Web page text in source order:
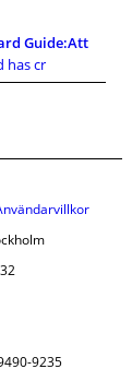
Guide:Att
has cr
9235